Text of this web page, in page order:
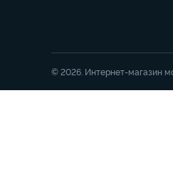
© 2026. Интернет-магазин